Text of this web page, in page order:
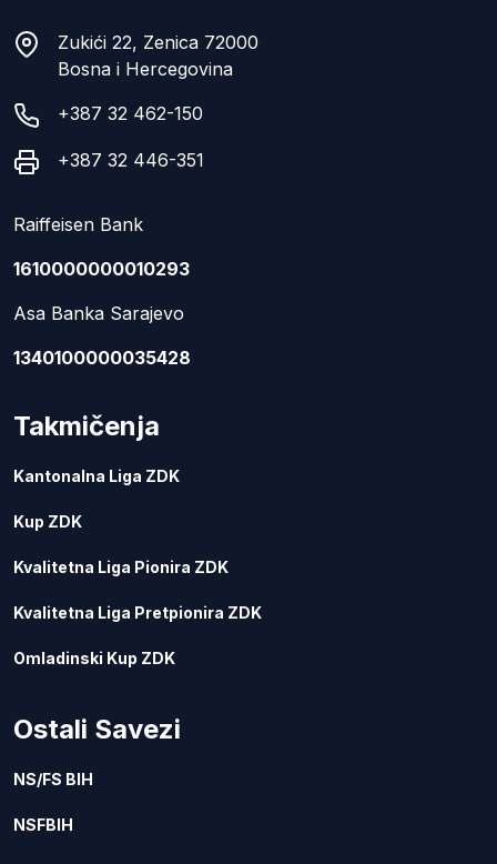
Zukići 22, Zenica 72000
Bosna i Hercegovina
+387 32 462-150
+387 32 446-351
Raiffeisen Bank
1610000000010293
Asa Banka Sarajevo
1340100000035428
Takmičenja
Kantonalna Liga ZDK
Kup ZDK
Kvalitetna Liga Pionira ZDK
Kvalitetna Liga Pretpionira ZDK
Omladinski Kup ZDK
Ostali Savezi
NS/FS BIH
NSFBIH